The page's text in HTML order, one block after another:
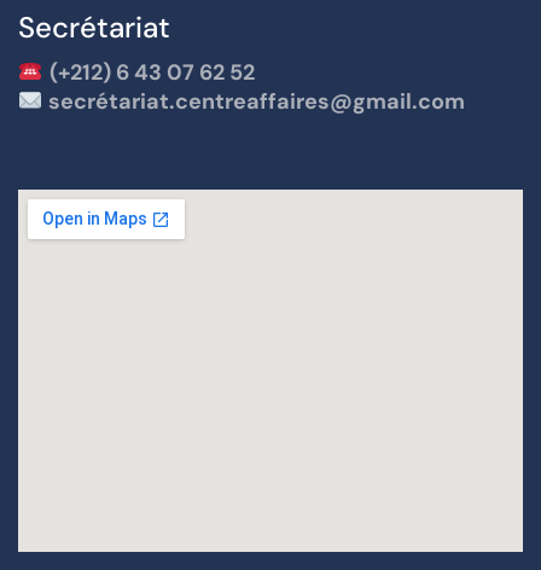
Secrétariat
(+212) 6 43 07 62 52
secrétariat.centreaffaires@gmail.com